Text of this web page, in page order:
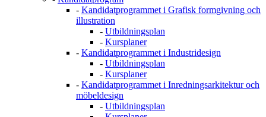
- Kandidatprogrammet i Grafisk formgivning och
illustration
- Utbildningsplan
- Kursplaner
- Kandidatprogrammet i Industridesign
- Utbildningsplan
- Kursplaner
- Kandidatprogrammet i Inredningsarkitektur och
möbeldesign
- Utbildningsplan